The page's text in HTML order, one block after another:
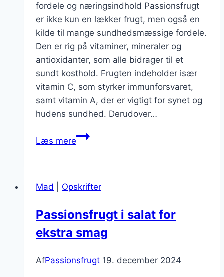
fordele og næringsindhold Passionsfrugt
er ikke kun en lækker frugt, men også en
kilde til mange sundhedsmæssige fordele.
Den er rig på vitaminer, mineraler og
antioxidanter, som alle bidrager til et
sundt kosthold. Frugten indeholder især
vitamin C, som styrker immunforsvaret,
samt vitamin A, der er vigtigt for synet og
hudens sundhed. Derudover…
Læs merePassionsfrugt
sund
Mad Opskrifter
Passionsfrugt i salat for
ekstra smag
AfPassionsfrugt 19. december 2024